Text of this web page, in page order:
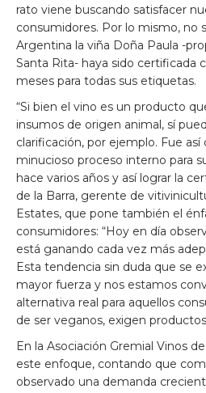
rato viene buscando satisfacer
consumidores. Por lo mismo, no
Argentina la viña Doña Paula -
Santa Rita- haya sido certificada
meses para todas sus etiquetas.
“Si bien el vino es un producto
insumos de origen animal, sí
clarificación, por ejemplo. Fue
minucioso proceso interno para
hace varios años y así lograr la
de la Barra, gerente de
Estates, que pone también el
consumidores: “Hoy en día
está ganando cada vez más
Esta tendencia sin duda que se
mayor fuerza y nos estamos
alternativa real para aquellos
de ser veganos, exigen
En la Asociación Gremial Vinos
este enfoque, contando que
observado una demanda